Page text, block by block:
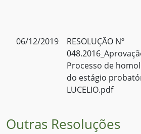
06/12/2019
RESOLUÇÃO Nº
Processo de
do estágio
LUCELIO.pdf
Outras Resoluções